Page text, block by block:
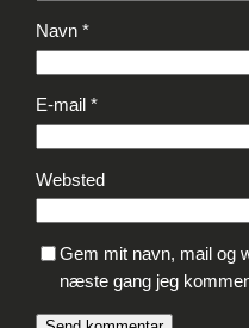
Navn*
E-mail*
Websted
Gem mit navn, mail og
næste gang jeg